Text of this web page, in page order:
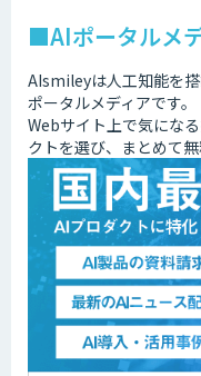
■AIポータルメ
AIsmileyは人工知能を
ポータルメディアです。
Webサイト上で気にな
クトを選び、まとめて